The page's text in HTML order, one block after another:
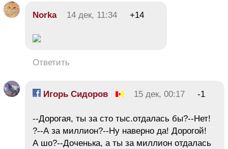
Norka 14 дек, 11:34 +14
Ответить
Игорь Сидоров 15 дек, 00:17 -1
--Дорогая, ты за сто тыс.отдалась бы?--Нет!
?--А за миллион?--Ну наверно да! Дорогой!
А шо?--Доченька, а ты за миллион отдалась